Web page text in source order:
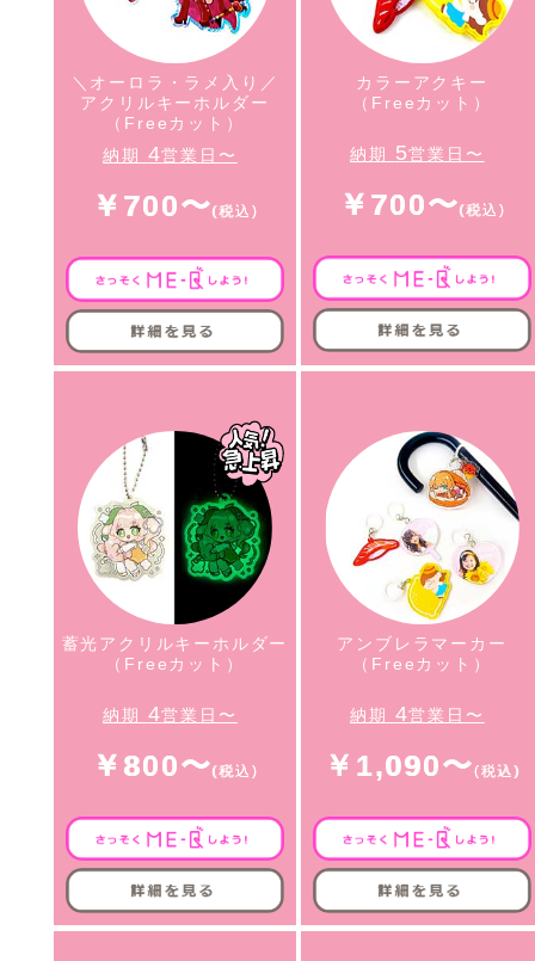
＼オーロラ・ラメ入り／
アクリルキーホルダー
（Freeカット）
納期 4営業日〜
￥700〜
カラーアクキー
（Freeカット）
納期 5営業日〜
￥700〜
蓄光アクリルキーホルダー
（Freeカット）
納期 4営業日〜
￥800〜
アンブレラマーカー
（Freeカット）
納期 4営業日〜
￥1,090〜